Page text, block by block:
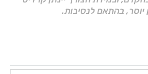
בהתאם לנסיבות.